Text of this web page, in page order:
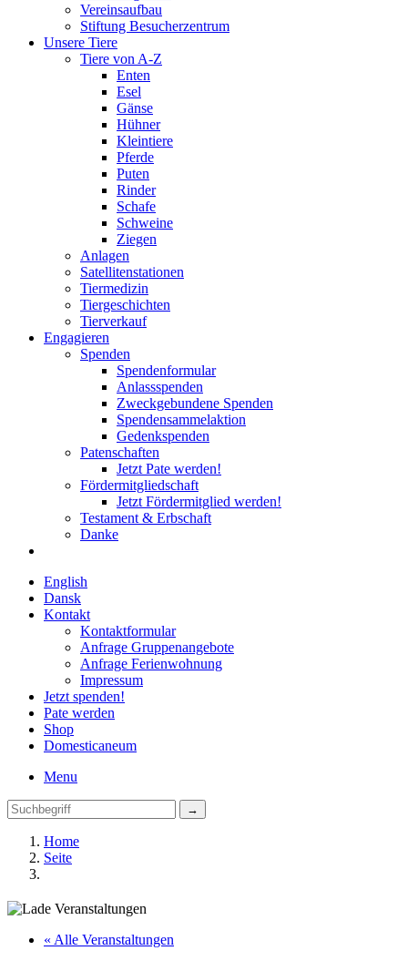
Vereinsaufbau
Stiftung Besucherzentrum
Unsere Tiere
Tiere von A-Z
Enten
Esel
Gänse
Hühner
Kleintiere
Pferde
Puten
Rinder
Schafe
Schweine
Ziegen
Anlagen
Satellitenstationen
Tiermedizin
Tiergeschichten
Tierverkauf
Engagieren
Spenden
Spendenformular
Anlassspenden
Zweckgebundene Spenden
Spendensammelaktion
Gedenkspenden
Patenschaften
Jetzt Pate werden!
Fördermitgliedschaft
Jetzt Fördermitglied werden!
Testament & Erbschaft
Danke
English
Dansk
Kontakt
Kontaktformular
Anfrage Gruppenangebote
Anfrage Ferienwohnung
Impressum
Jetzt spenden!
Pate werden
Shop
Domesticaneum
Menu
Home
Seite
« Alle Veranstaltungen